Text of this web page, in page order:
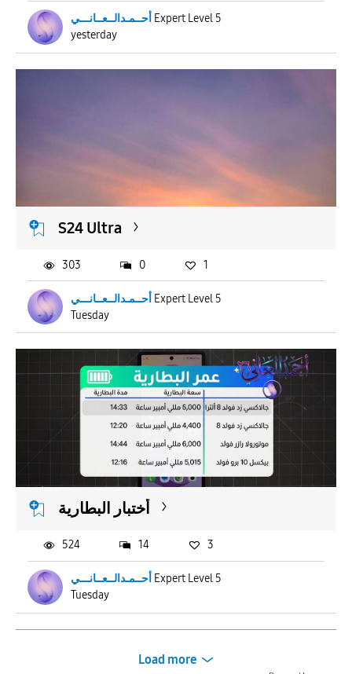
أحــمـدالــعــانـــي Expert Level 5
yesterday
S24 Ultra
أحــمـدالــعــانـــي Expert Level 5
Tuesday
303 0 1
أختبار البطارية
أحــمـدالــعــانـــي Expert Level 5
Tuesday
524 14 3
Load more